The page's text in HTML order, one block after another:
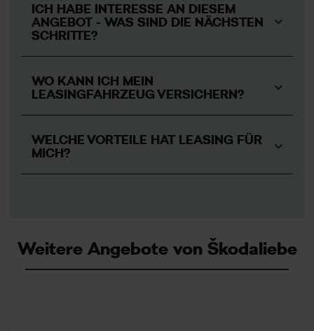
ICH HABE INTERESSE AN DIESEM
ANGEBOT - WAS SIND DIE NÄCHSTEN
SCHRITTE?
WO KANN ICH MEIN
LEASINGFAHRZEUG VERSICHERN?
WELCHE VORTEILE HAT LEASING FÜR
MICH?
4. Sie genießen Planungssicherheit, durch feste
monatliche Raten.
5. Sie haben kein Stress beim Wiederkauf Ihres
Weitere Angebote von Škodaliebe